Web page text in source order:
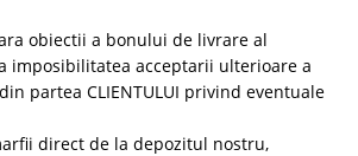
obiectii a bonului de livrare al
imposibilitatea acceptarii ulterioare a
partea CLIENTULUI privind eventuale
direct de la depozitul nostru,